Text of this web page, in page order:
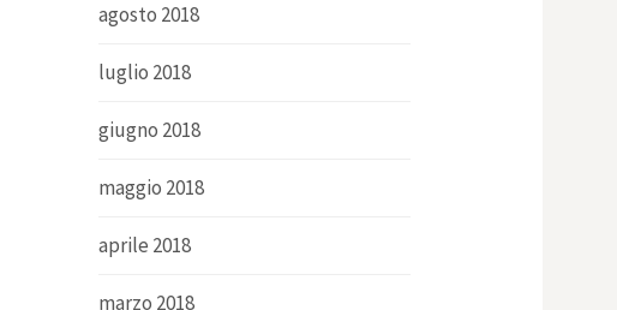
agosto 2018
luglio 2018
giugno 2018
maggio 2018
aprile 2018
marzo 2018